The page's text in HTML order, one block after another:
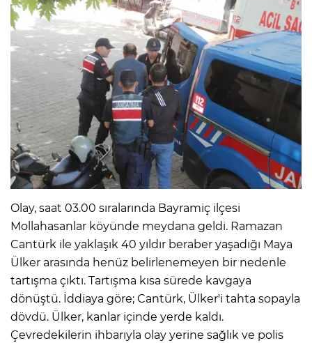
Olay, saat 03.00 sıralarında Bayramiç ilçesi
Mollahasanlar köyünde meydana geldi. Ramazan
Cantürk ile yaklaşık 40 yıldır beraber yaşadığı Maya
Ülker arasında henüz belirlenemeyen bir nedenle
tartışma çıktı. Tartışma kısa sürede kavgaya
dönüştü. İddiaya göre; Cantürk, Ülker'i tahta sopayla
dövdü. Ülker, kanlar içinde yerde kaldı.
Çevredekilerin ihbarıyla olay yerine sağlık ve polis